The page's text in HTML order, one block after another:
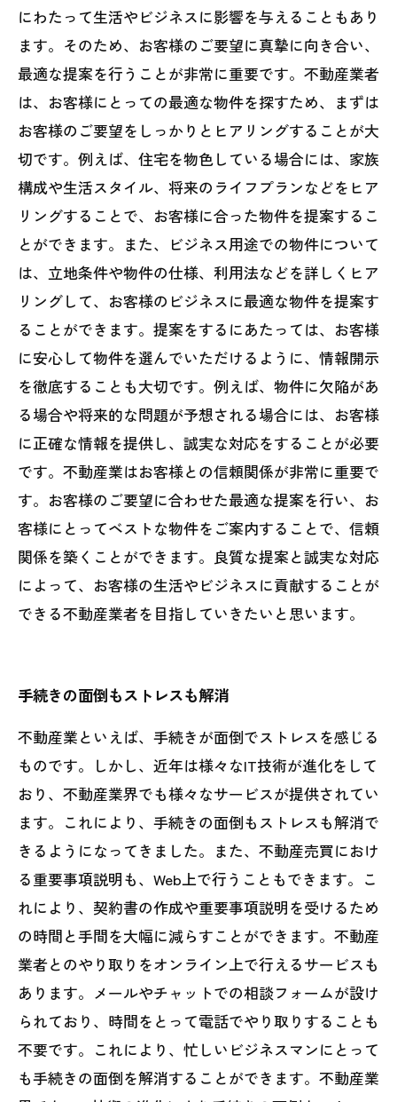
にわたって生活やビジネスに影響を与えることもあり
ます。そのため、お客様のご要望に真摯に向き合い、
最適な提案を行うことが非常に重要です。不動産業者
は、お客様にとっての最適な物件を探すため、まずは
お客様のご要望をしっかりとヒアリングすることが大
切です。例えば、住宅を物色している場合には、家族
構成や生活スタイル、将来のライフプランなどをヒア
リングすることで、お客様に合った物件を提案するこ
とができます。また、ビジネス用途での物件について
は、立地条件や物件の仕様、利用法などを詳しくヒア
リングして、お客様のビジネスに最適な物件を提案す
ることができます。提案をするにあたっては、お客様
に安心して物件を選んでいただけるように、情報開示
を徹底することも大切です。例えば、物件に欠陥があ
る場合や将来的な問題が予想される場合には、お客様
に正確な情報を提供し、誠実な対応をすることが必要
です。不動産業はお客様との信頼関係が非常に重要で
す。お客様のご要望に合わせた最適な提案を行い、お
客様にとってベストな物件をご案内することで、信頼
関係を築くことができます。良質な提案と誠実な対応
によって、お客様の生活やビジネスに貢献することが
できる不動産業者を目指していきたいと思います。
手続きの面倒もストレスも解消
不動産業といえば、手続きが面倒でストレスを感じる
ものです。しかし、近年は様々なIT技術が進化をして
おり、不動産業界でも様々なサービスが提供されてい
ます。これにより、手続きの面倒もストレスも解消で
きるようになってきました。また、不動産売買におけ
る重要事項説明も、Web上で行うこともできます。こ
れにより、契約書の作成や重要事項説明を受けるため
の時間と手間を大幅に減らすことができます。不動産
業者とのやり取りをオンライン上で行えるサービスも
あります。メールやチャットでの相談フォームが設け
られており、時間をとって電話でやり取りすることも
不要です。これにより、忙しいビジネスマンにとって
も手続きの面倒を解消することができます。不動産業